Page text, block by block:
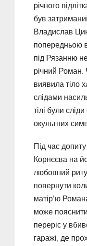
річного
був
Владислав
попередньою
під Рязанню
річний Роман.
виявила тіло
слідами
тілі були
окультних
Під час
Корнєєва на
любовний
повернути
матір’ю
може
переріс у
гаражі, де